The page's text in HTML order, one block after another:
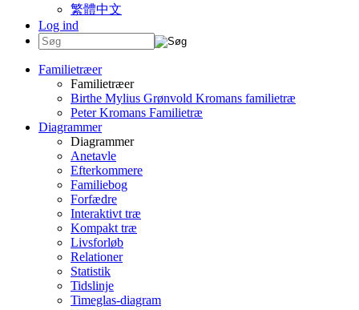
繁體中文
Log ind
Familietræer
Familietræer
Birthe Mylius Grønvold Kromans familietræ
Peter Kromans Familietræ
Diagrammer
Diagrammer
Anetavle
Efterkommere
Familiebog
Forfædre
Interaktivt træ
Kompakt træ
Livsforløb
Relationer
Statistik
Tidslinje
Timeglas-diagram